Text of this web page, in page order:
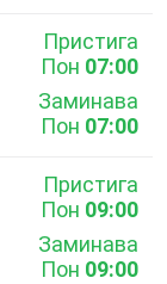
Пристига
Пон 07:00
Заминава
Пон 07:00
Пристига
Пон 09:00
Заминава
Пон 09:00